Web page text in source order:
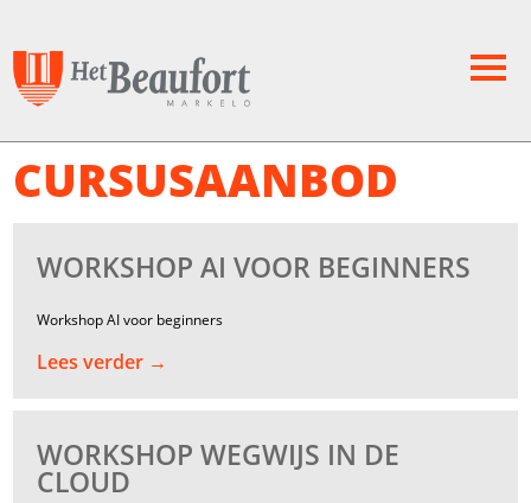
CURSUSAANBOD
WORKSHOP AI VOOR BEGINNERS
Workshop AI voor beginners
Lees verder →
WORKSHOP WEGWIJS IN DE
CLOUD